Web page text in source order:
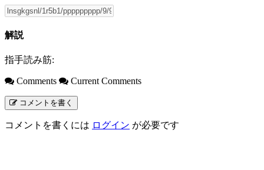
解説
指手読み筋:
Comments Current Comments
コメントを書く
コメントを書くには ログイン が必要です